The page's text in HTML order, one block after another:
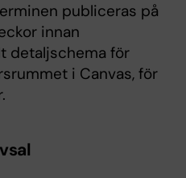
publiceras på
innan
detaljschema för
i Canvas, för